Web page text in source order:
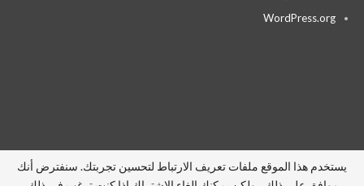
WordPress.org
يستخدم هذا الموقع ملفات تعريف الارتباط لتحسين تجربتك. سنفترض أنك